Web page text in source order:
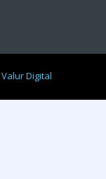
Valur Digital